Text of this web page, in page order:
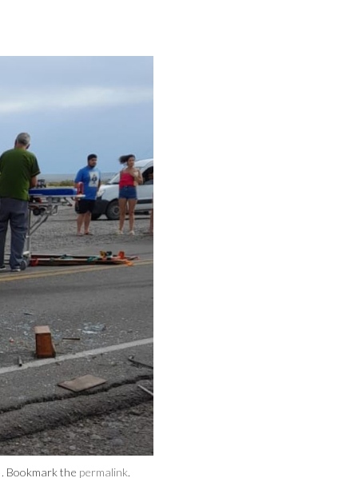
Bookmark the permalink.